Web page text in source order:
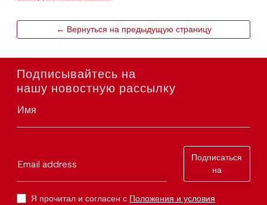
← Вернуться на предыдущую страницу
Подписывайтесь на
нашу новостную рассылку
Имя
Email address
Подписаться
на
Я прочитал и согласен с Положения и условия